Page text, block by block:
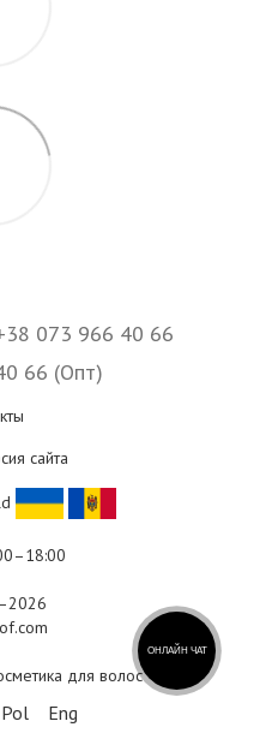
073 966 40 66
66 (Опт)
сайта
для волос
Pol Eng
ОНЛАЙН ЧАТ